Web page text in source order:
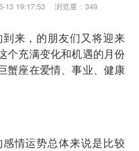
13 19:17:53 浏览量：349
来，的朋友们又将迎来
个充满变化和机遇的月份
蟹座在爱情、事业、健康
情运势总体来说是比较